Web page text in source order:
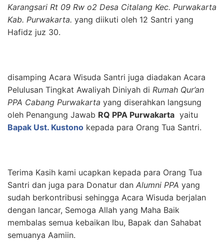
Karangsari Rt 09 Rw o2 Desa Citalang Kec. Purwakarta
Kab. Purwakarta. yang diikuti oleh 12 Santri yang
Hafidz juz 30.
disamping Acara Wisuda Santri juga diadakan Acara
Pelulusan Tingkat Awaliyah Diniyah di Rumah Qur’an
PPA Cabang Purwakarta yang diserahkan langsung
oleh Penangung Jawab RQ PPA Purwakarta yaitu
Bapak Ust. Kustono kepada para Orang Tua Santri.
Terima Kasih kami ucapkan kepada para Orang Tua
Santri dan juga para Donatur dan Alumni PPA yang
sudah berkontribusi sehingga Acara Wisuda berjalan
dengan lancar, Semoga Allah yang Maha Baik
membalas semua kebaikan Ibu, Bapak dan Sahabat
semuanya Aamiin.